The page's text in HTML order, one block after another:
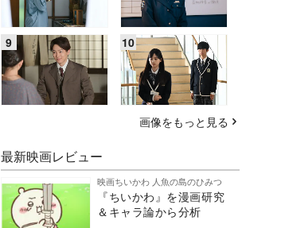
画像をもっと見る
最新映画レビュー
映画ちいかわ 人魚の島のひみつ
『ちいかわ』を漫画研究
＆キャラ論から分析